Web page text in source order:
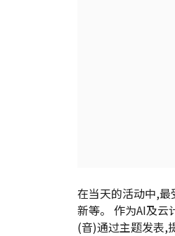
在当天的活动中,
新等。 作为AI及云
(音)通过主题发表,